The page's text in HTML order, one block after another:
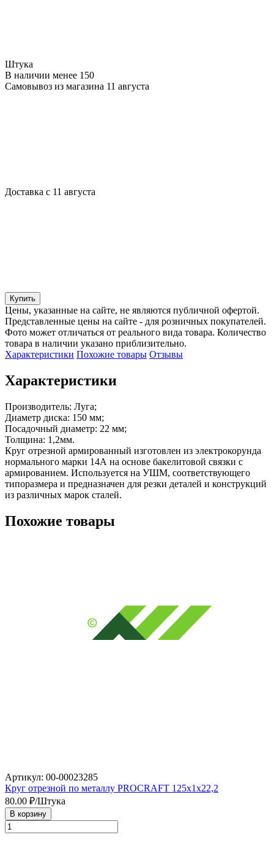
Штука
В наличии менее 150
Самовывоз из магазина 11 августа
Доставка с 11 августа
Купить
Цены, указанные на сайте, не являются публичной офертой.
Представленные цены на сайте - для розничных покупателей.
Фото может отличаться от реального вида товара. Количество
товара в наличии указано приблизительно.
Характеристики Похожие товары Отзывы
Характеристики
Производитель: Луга;
Диаметр диска: 150 мм;
Посадочный диаметр: 22 мм;
Толщина: 1,2мм.
Круг отрезной армированный изготовлен из электрокорунда
нормального марки 14А на основе бакелитовой связки с
армированием. Используется на УШМ, соответствующего
типоразмера и предназначен для резки деталей и конструкций
из различных марок сталей.
Похожие товары
Артикул: 00-00023285
Круг отрезной по металлу PROCRAFT 125х1х22,2
80.00 ₽/Штука
В корзину